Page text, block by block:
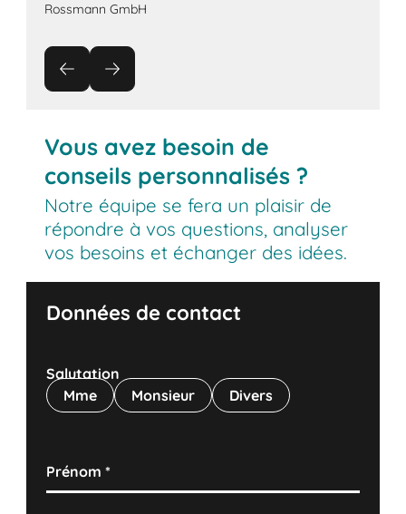
Rossmann GmbH
Vous avez besoin de
conseils personnalisés ?
Notre équipe se fera un plaisir de
répondre à vos questions, analyser
vos besoins et échanger des idées.
Données de contact
Salutation
Mme
Monsieur Divers
Prénom*